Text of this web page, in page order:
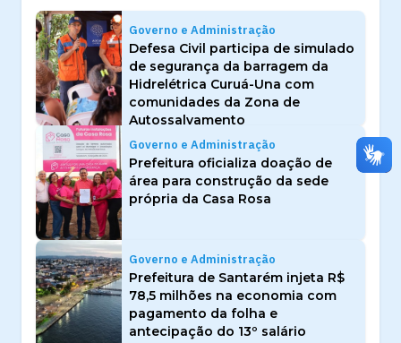
Governo e Administração
Defesa Civil participa de simulado
de segurança da barragem da
Hidrelétrica Curuá-Una com
comunidades da Zona de
Autossalvamento
Governo e Administração
Prefeitura oficializa doação de
área para construção da sede
própria da Casa Rosa
Governo e Administração
Prefeitura de Santarém injeta R$
78,5 milhões na economia com
pagamento da folha e
antecipação do 13º salário